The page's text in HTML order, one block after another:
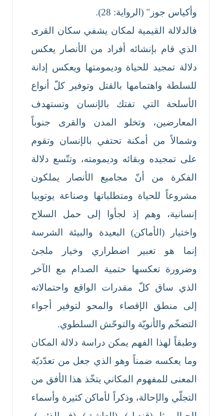
وأكياس جوز" (الرواية: 28).
فالدلالة القيمية لمكان يشفي سكان القرى
الذي قام بإنشائه أفراد من الأنصار يعكس
دلالة تمجيد للحياة وديمومتها ويعكس إدانة
للسلطة واهتمامها بالقتل وتوفير كلّ أنواع
الأسلحة التي تفتك بالإنسان وتستهدف
المعارضين، وتخلو المدن والقرى جنوباً
وشمالاً من أمكنة تحتفي بالإنسان وتقوم
على تمجيده وبقائه وديمومته، وتتّسع دلالة
الفكرة من أنّ مجاميع الأنصار يملكون
مشروعاً للحياة ومتطلباتها وصناعة يوتوبيا
إنسانية، وهم إذ لجأوا إلى حمل السلاح
واختيار (الأماكن) البعيدة والبيئة الشرسة
إنما هو تعبير اضطراري وخيار ملجئ
وضرورة تعكسها حتمية الصدام مع الآخر
الذي ساق كلّ مقدرات الواقع واحتمالاته
إلى منطق الإقصاء والمحو لتوفير أجواء
التضخّم والأنويّة والتوحّش السلطوي.
وطبقاً لهذا الفهم يمكن دراسة دلالة المكان
وما يعكسه ضمناً وهو الذي جعل من تعدّديّة
المعنى للمفهوم المكاني يتخّذ هذا الأفق من
التجلّي والإحالة، وذكراً لأماكن كثيرة وأسماء